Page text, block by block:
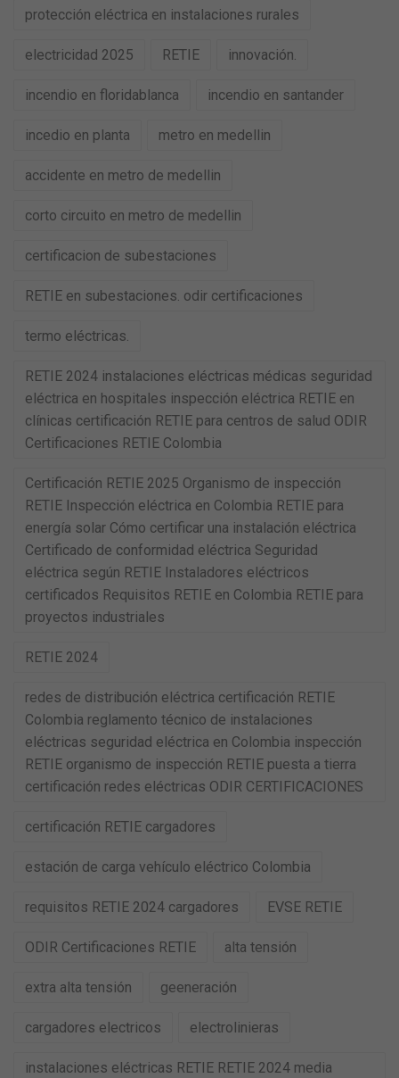
protección eléctrica en instalaciones rurales
electricidad 2025 RETIE innovación.
incendio en floridablanca incendio en santander
incedio en planta metro en medellin
accidente en metro de medellin
corto circuito en metro de medellin
certificacion de subestaciones
RETIE en subestaciones. odir certificaciones
termo eléctricas.
RETIE 2024 instalaciones eléctricas médicas seguridad
eléctrica en hospitales inspección eléctrica RETIE en
clínicas certificación RETIE para centros de salud ODIR
Certificaciones RETIE Colombia
Certificación RETIE 2025 Organismo de inspección
RETIE Inspección eléctrica en Colombia RETIE para
energía solar Cómo certificar una instalación eléctrica
Certificado de conformidad eléctrica Seguridad
eléctrica según RETIE Instaladores eléctricos
certificados Requisitos RETIE en Colombia RETIE para
proyectos industriales
RETIE 2024
redes de distribución eléctrica certificación RETIE
Colombia reglamento técnico de instalaciones
eléctricas seguridad eléctrica en Colombia inspección
RETIE organismo de inspección RETIE puesta a tierra
certificación redes eléctricas ODIR CERTIFICACIONES
certificación RETIE cargadores
estación de carga vehículo eléctrico Colombia
requisitos RETIE 2024 cargadores EVSE RETIE
ODIR Certificaciones RETIE alta tensión
extra alta tensión geeneración
cargadores electricos electrolinieras
instalaciones eléctricas RETIE RETIE 2024 media